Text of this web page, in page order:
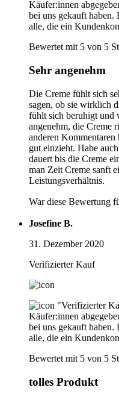
Käufer:innen
bei uns gekauft haben.
alle, die ein
Bewertet mit 5 von 5
Sehr angenehm
Die Creme fühlt sich
sagen, ob sie wirklich
fühlt sich beruhigt und
angenehm, die Creme
anderen Kommentaren
gut einzieht. Habe
dauert bis die Creme
man Zeit Creme sanft
Leistungsverhältnis.
War diese Bewertung
Josefine B.
31. Dezember 2020
Verifizierter Kauf
"Verifizierter
Käufer:innen
bei uns gekauft haben.
alle, die ein
Bewertet mit 5 von 5
tolles Produkt